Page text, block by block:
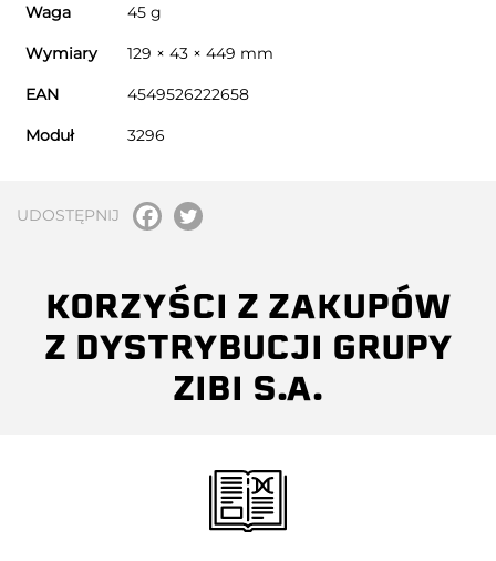
Waga 45 g
Wymiary 129 × 43 × 449 mm
EAN 4549526222658
Moduł 3296
UDOSTĘPNIJ
KORZYŚCI Z ZAKUPÓW
Z DYSTRYBUCJI GRUPY
ZIBI S.A.